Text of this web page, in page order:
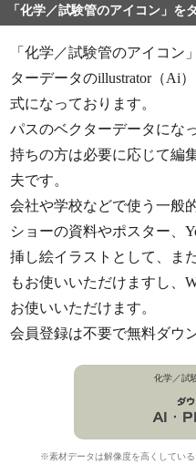
「化学／試験管のアイコン」を
「化学／試験管のアイコン
ターデータのillustrator（Ai
式になっております。
パスのベクターデータにな
持ちの方は必要に応じて編
夫です。
会社や学校などで使う一般
ショーの資料やポスター、
挿し絵イラストとして、ま
もお使いいただけますし、
お使いいただけます。
会員登録は不要で無料ダウ
化学／試
※素材データは解像度を高くしてい